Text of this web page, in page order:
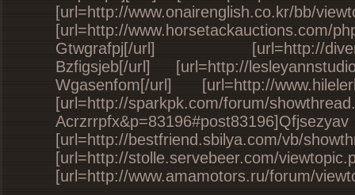
[url=http://www.onairenglish.co.kr/bb/
[url=http://www.horsetackauctions.com/
Gtwgrafpj[/url] [url=http://
Bzfigsjeb[/url] [url=http://
Wgasenfom[/url] [url=http://
[url=http://sparkpk.com/forum/
[url=http://bestfriend.sbilya.com/vb/
[url=http://stolle.servebeer.com/
[url=http://www.amamotors.ru/forum/